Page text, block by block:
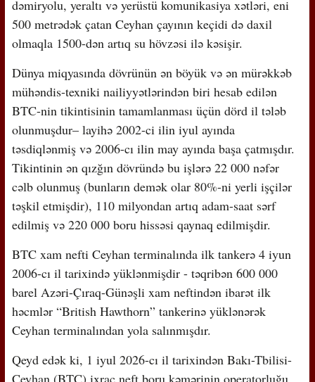
dəmiryolu, yeraltı və yerüstü komunikasiya xətləri, eni
500 metrədək çatan Ceyhan çayının keçidi də daxil
olmaqla 1500-dən artıq su hövzəsi ilə kəsişir.
Dünya miqyasında dövrünün ən böyük və ən mürəkkəb
mühəndis-texniki nailiyyətlərindən biri hesab edilən
BTC-nin tikintisinin tamamlanması üçün dörd il tələb
olunmuşdur– layihə 2002-ci ilin iyul ayında
təsdiqlənmiş və 2006-cı ilin may ayında başa çatmışdır.
Tikintinin ən qızğın dövründə bu işlərə 22 000 nəfər
cəlb olunmuş (bunların demək olar 80%-ni yerli işçilər
təşkil etmişdir), 110 milyondan artıq adam-saat sərf
edilmiş və 220 000 boru hissəsi qaynaq edilmişdir.
BTC xam nefti Ceyhan terminalında ilk tankerə 4 iyun
2006-cı il tarixində yüklənmişdir - təqribən 600 000
barel Azəri-Çıraq-Günəşli xam neftindən ibarət ilk
həcmlər “British Hawthorn” tankerinə yüklənərək
Ceyhan terminalından yola salınmışdır.
Qeyd edək ki, 1 iyul 2026-cı il tarixindən Bakı-Tbilisi-
Ceyhan (BTC) ixrac neft boru kəmərinin operatorluğu